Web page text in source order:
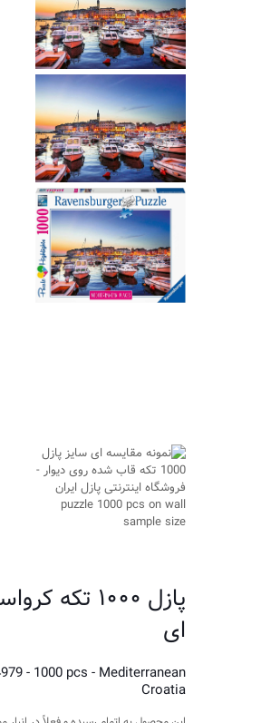
پازل ۱۰۰۰
ای
- 1000 pcs - Mediterranean
Croatia